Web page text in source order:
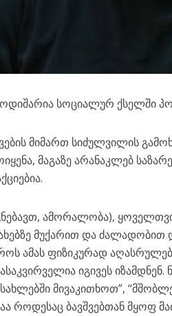
სოციალურ ქსელში
მიმართ სიძულვილის
მაგაზე არანაკლებ
ამორალობა),
მუქარით და ძალადობით
ამას ფიზიკურად
იგივეს
მივაკითხოთ”,
როდესაც ბავშვებთან მყოფ